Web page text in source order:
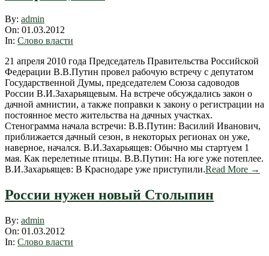
2012-
03-
01
By: admin
On: 01.03.2012
In: Слово власти
21 апреля 2010 года Председатель Правительства Российской
Федерации В.В.Путин провел рабочую встречу с депутатом
Государственной Думы, председателем Союза садоводов
России В.И.Захарьящевым. На встрече обсуждались закон о
дачной амнистии, а также поправки к закону о регистрации на
постоянное место жительства на дачных участках.
Стенограмма начала встречи: В.В.Путин: Василий Иванович,
приближается дачный сезон, в некоторых регионах он уже,
наверное, начался. В.И.Захарьящев: Обычно мы стартуем 1
мая. Как перелетные птицы. В.В.Путин: На юге уже потеплее.
В.И.Захарьящев: В Краснодаре уже приступили.Read More →
России нужен новый Столыпин
2012-
03-
01
By: admin
On: 01.03.2012
In: Слово власти